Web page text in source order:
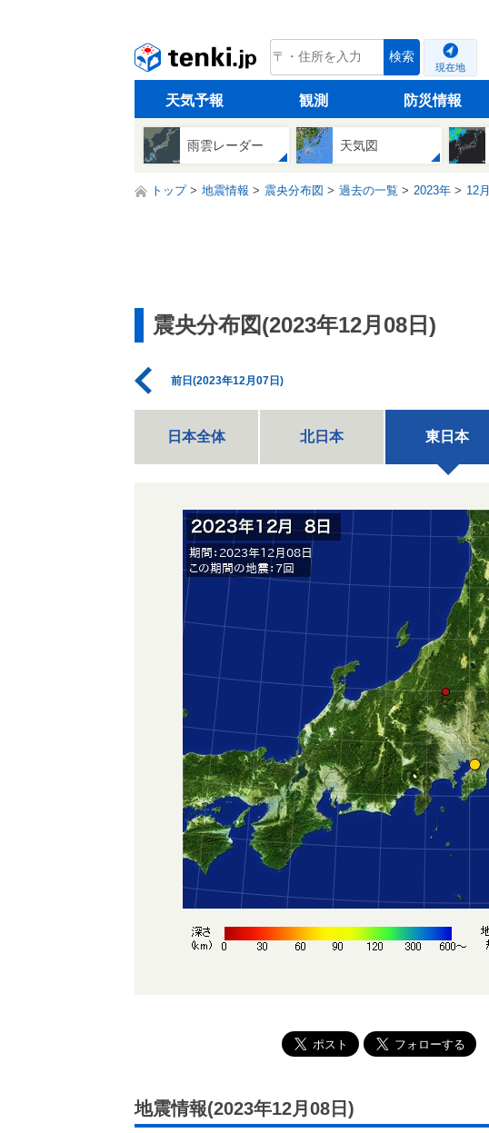
tenki.jp 検索
現在地
天気予報 観測 防災情報
雨雲レーダー 天気図
トップ 地震情報 震央分布図 過去の一覧 2023年 12月
震央分布図(2023年12月08日)
前日(2023年12月07日)
日本全体 北日本 東日本
地震情報(2023年12月08日)